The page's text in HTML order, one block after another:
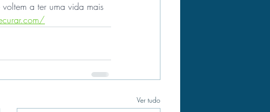
a ter uma vida mais
Ver tudo